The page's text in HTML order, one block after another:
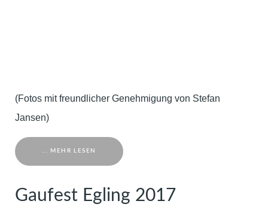
(Fotos mit freundlicher Genehmigung von Stefan
Jansen)
... MEHR LESEN
Gaufest Egling 2017